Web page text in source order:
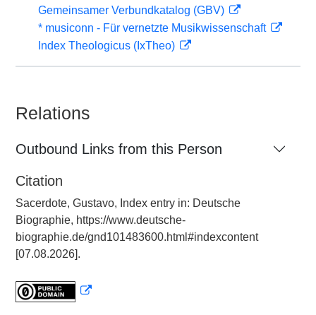
Gemeinsamer Verbundkatalog (GBV)
* musiconn - Für vernetzte Musikwissenschaft
Index Theologicus (IxTheo)
Relations
Outbound Links from this Person
Citation
Sacerdote, Gustavo, Index entry in: Deutsche
Biographie, https://www.deutsche-
biographie.de/gnd101483600.html#indexcontent
[07.08.2026].